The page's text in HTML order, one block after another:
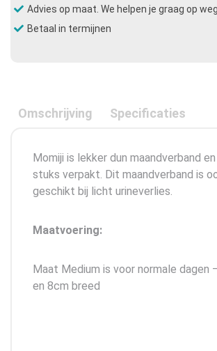
Advies op maat. We helpen je graag op weg
Betaal in termijnen
Omschrijving Specificaties
Momiji is lekker dun maandverband
stuks verpakt. Dit maandverband is
geschikt bij licht urineverlies.
Maatvoering:
Maat Medium is voor normale dagen
en 8cm breed